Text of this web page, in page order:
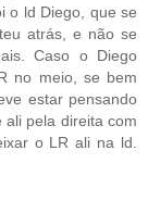
o ld Diego, que se
atrás, e não se
Caso o Diego
no meio, se bem
estar pensando
ali pela direita com
o LR ali na ld.